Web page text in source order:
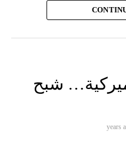
الأسبوع.
الولايات المتحدة”.
ومددت شركة دلتا إيرلاينز تعليق رحلاتها إلى إسرائيل حتى 30
إلى إسرائيل بعد
شبح